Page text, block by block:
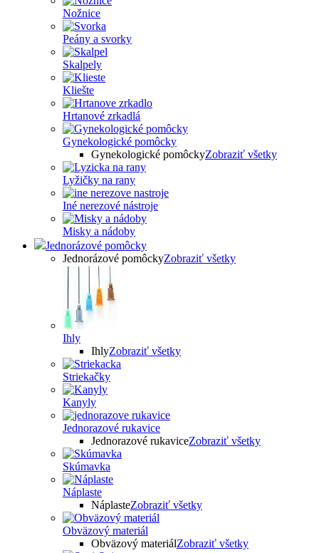
Nožnice
Peány a svorky
Skalpely
Kliešte
Hrtanové zrkadlá
Gynekologické pomôcky
Gynekologické pomôckyZobraziť všetky
Lyžičky na rany
Iné nerezové nástroje
Misky a nádoby
Jednorázové pomôcky
Jednorázové pomôckyZobraziť všetky
Ihly
IhlyZobraziť všetky
Striekačky
Kanyly
Jednorazové rukavice
Jednorazové rukaviceZobraziť všetky
Skúmavka
Náplaste
NáplasteZobraziť všetky
Obväzový materiál
Obväzový materiálZobraziť všetky